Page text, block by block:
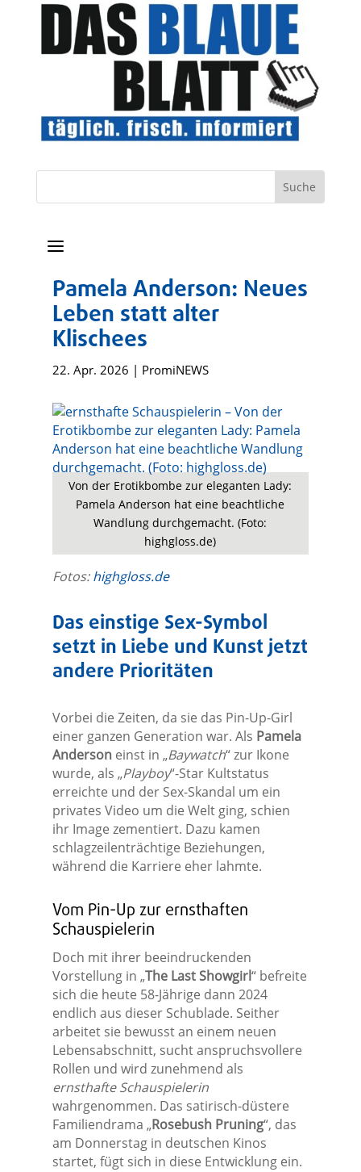
a
Pamela Anderson: Neues
Leben statt alter
Klischees
22. Apr. 2026 | PromiNEWS
Von der Erotikbombe zur eleganten Lady:
Pamela Anderson hat eine beachtliche
Wandlung durchgemacht. (Foto:
highgloss.de)
Fotos:highgloss.de
Das einstige Sex-Symbol
setzt in Liebe und Kunst jetzt
andere Prioritäten
Vorbei die Zeiten, da sie das Pin-Up-Girl
einer ganzen Generation war. Als Pamela
Andersoneinst in „Baywatch“ zur Ikone
wurde, als „Playboy“-Star Kultstatus
erreichte und der Sex-Skandal um ein
privates Video um die Welt ging, schien
ihr Image zementiert. Dazu kamen
schlagzeilenträchtige Beziehungen,
während die Karriere eher lahmte.
Vom Pin-Up zur ernsthaften
Schauspielerin
Doch mit ihrer beeindruckenden
Vorstellung in „The Last Showgirl“ befreite
sich die heute 58-Jährige dann 2024
endlich aus dieser Schublade. Seither
arbeitet sie bewusst an einem neuen
Lebensabschnitt, sucht anspruchsvollere
Rollen und wird zunehmend als
ernsthafte Schauspielerin
wahrgenommen. Das satirisch-düstere
Familiendrama „Rosebush Pruning“, das
am Donnerstag in deutschen Kinos
startet, fügt sich in diese Entwicklung ein.